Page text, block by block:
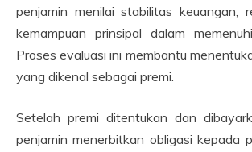
penjamin menilai stabilitas keuangan,
kemampuan prinsipal dalam
Proses evaluasi ini membantu
yang dikenal sebagai premi.
Setelah premi ditentukan dan
penjamin menerbitkan obligasi kepada